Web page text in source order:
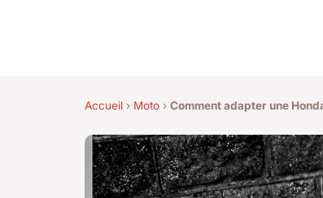
Accueil › Moto › Comment adapter une